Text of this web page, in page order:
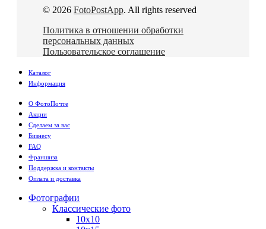
© 2026 FotoPostApp. All rights reserved
Политика в отношении обработки
персональных данных
Пользовательское соглашение
Каталог
Информация
О ФотоПочте
Акции
Сделаем за вас
Бизнесу
FAQ
Франшиза
Поддержка и контакты
Оплата и доставка
Фотографии
Классические фото
10х10